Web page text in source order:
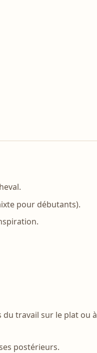
pour débutants).
travail sur le plat ou à
postérieurs.